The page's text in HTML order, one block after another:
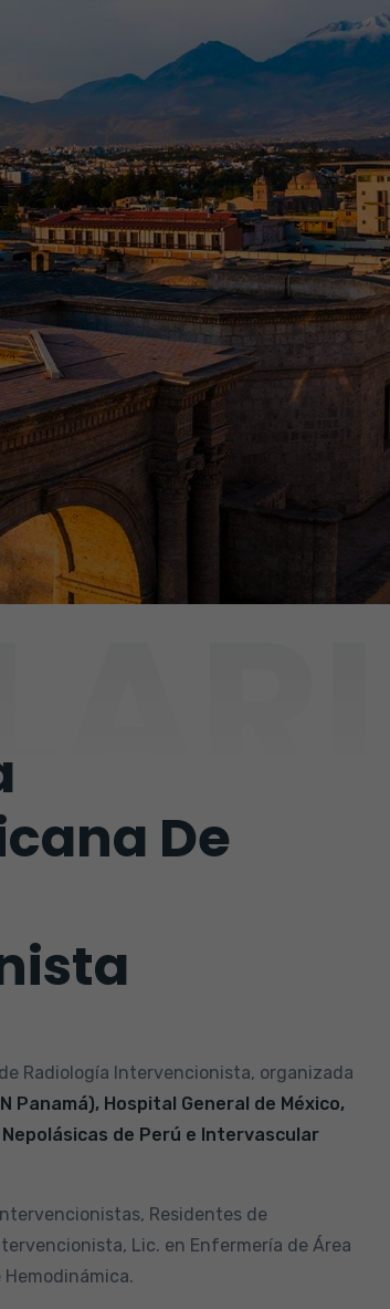
De
Radiología Intervencionista, organizada
Panamá), Hospital General de México,
de Perú e Intervascular
Residentes de
Lic. en Enfermería de Área